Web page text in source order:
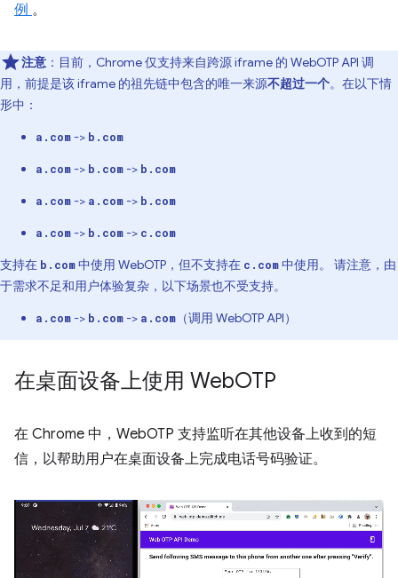
例 。
注意 ：目前，Chrome 仅支持来自跨源 iframe 的 WebOTP API 调
用，前提是该 iframe 的祖先链中包含的唯一来源不超过一个。在以下情
形中：
a.com-> b.com
a.com-> b.com-> b.com
a.com-> a.com-> b.com
a.com-> b.com-> c.com
支持在 b.com中使用 WebOTP，但不支持在 c.com中使用。 请注意，由
于需求不足和用户体验复杂，以下场景也不受支持。
a.com-> b.com-> a.com （调用 WebOTP API）
在桌面设备上使用 WebOTP
在 Chrome 中，WebOTP 支持监听在其他设备上收到的短
信，以帮助用户在桌面设备上完成电话号码验证。